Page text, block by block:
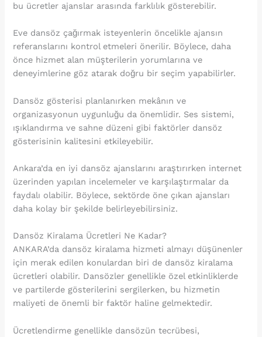
bu ücretler ajanslar arasında farklılık gösterebilir.
Eve dansöz çağırmak isteyenlerin öncelikle ajansın
referanslarını kontrol etmeleri önerilir. Böylece, daha
önce hizmet alan müşterilerin yorumlarına ve
deneyimlerine göz atarak doğru bir seçim yapabilirler.
Dansöz gösterisi planlanırken mekânın ve
organizasyonun uygunluğu da önemlidir. Ses sistemi,
ışıklandırma ve sahne düzeni gibi faktörler dansöz
gösterisinin kalitesini etkileyebilir.
Ankara’da en iyi dansöz ajanslarını araştırırken internet
üzerinden yapılan incelemeler ve karşılaştırmalar da
faydalı olabilir. Böylece, sektörde öne çıkan ajansları
daha kolay bir şekilde belirleyebilirsiniz.
Dansöz Kiralama Ücretleri Ne Kadar?
ANKARA’da dansöz kiralama hizmeti almayı düşünenler
için merak edilen konulardan biri de dansöz kiralama
ücretleri olabilir. Dansözler genellikle özel etkinliklerde
ve partilerde gösterilerini sergilerken, bu hizmetin
maliyeti de önemli bir faktör haline gelmektedir.
Ücretlendirme genellikle dansözün tecrübesi,